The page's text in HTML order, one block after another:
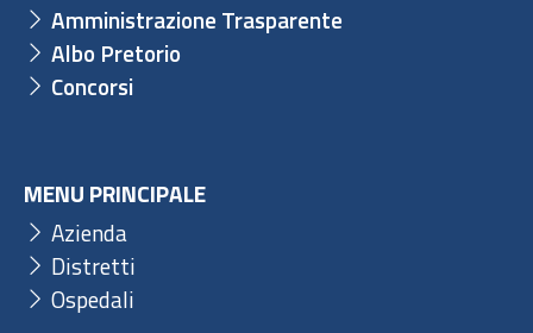
Amministrazione Trasparente
Albo Pretorio
Concorsi
MENU PRINCIPALE
Azienda
Distretti
Ospedali